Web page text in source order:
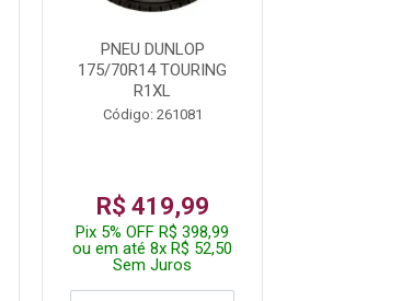
PNEU DUNLOP
175/70R14 TOURING
R1XL
Código: 261081
R$ 419,99
Pix 5% OFF R$ 398,99
ou em até 8x R$ 52,50
Sem Juros